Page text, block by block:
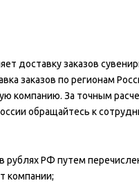
доставку заказов
заказов по регионам
компанию. За точным
обращайтесь к
рублях РФ путем
компании;